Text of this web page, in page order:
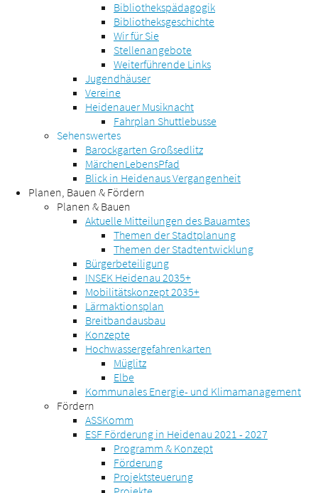
Bibliothekspädagogik
Bibliotheksgeschichte
Wir für Sie
Stellenangebote
Weiterführende Links
Jugendhäuser
Vereine
Heidenauer Musiknacht
Fahrplan Shuttlebusse
Sehenswertes
Barockgarten Großsedlitz
MärchenLebensPfad
Blick in Heidenaus Vergangenheit
Planen, Bauen & Fördern
Planen & Bauen
Aktuelle Mitteilungen des Bauamtes
Themen der Stadtplanung
Themen der Stadtentwicklung
Bürgerbeteiligung
INSEK Heidenau 2035+
Mobilitätskonzept 2035+
Lärmaktionsplan
Breitbandausbau
Konzepte
Hochwassergefahrenkarten
Müglitz
Elbe
Kommunales Energie- und Klimamanagement
Fördern
ASSKomm
ESF Förderung in Heidenau 2021 - 2027
Programm & Konzept
Förderung
Projektsteuerung